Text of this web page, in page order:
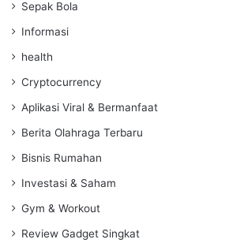
Sepak Bola
Informasi
health
Cryptocurrency
Aplikasi Viral & Bermanfaat
Berita Olahraga Terbaru
Bisnis Rumahan
Investasi & Saham
Gym & Workout
Review Gadget Singkat